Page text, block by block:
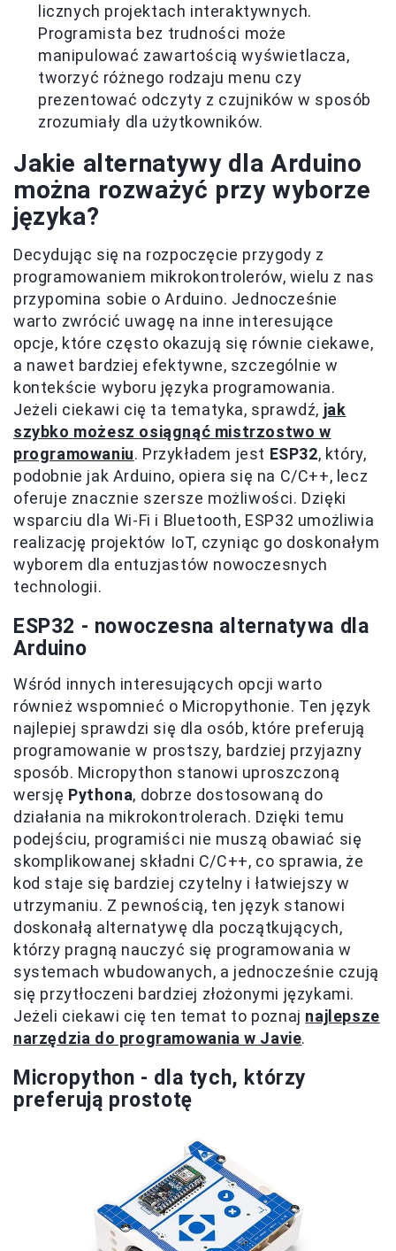
licznych projektach interaktywnych.
Programista bez trudności może
manipulować zawartością wyświetlacza,
tworzyć różnego rodzaju menu czy
prezentować odczyty z czujników w sposób
zrozumiały dla użytkowników.
Jakie alternatywy dla Arduino
można rozważyć przy wyborze
języka?
Decydując się na rozpoczęcie przygody z
programowaniem mikrokontrolerów, wielu z nas
przypomina sobie o Arduino. Jednocześnie
warto zwrócić uwagę na inne interesujące
opcje, które często okazują się równie ciekawe,
a nawet bardziej efektywne, szczególnie w
kontekście wyboru języka programowania.
Jeżeli ciekawi cię ta tematyka, sprawdź, jak
szybko możesz osiągnąć mistrzostwo w
programowaniu. Przykładem jest ESP32, który,
podobnie jak Arduino, opiera się na C/C++, lecz
oferuje znacznie szersze możliwości. Dzięki
wsparciu dla Wi-Fi i Bluetooth, ESP32 umożliwia
realizację projektów IoT, czyniąc go doskonałym
wyborem dla entuzjastów nowoczesnych
technologii.
ESP32 - nowoczesna alternatywa dla
Arduino
Wśród innych interesujących opcji warto
również wspomnieć o Micropythonie. Ten język
najlepiej sprawdzi się dla osób, które preferują
programowanie w prostszy, bardziej przyjazny
sposób. Micropython stanowi uproszczoną
wersję Pythona, dobrze dostosowaną do
działania na mikrokontrolerach. Dzięki temu
podejściu, programiści nie muszą obawiać się
skomplikowanej składni C/C++, co sprawia, że
kod staje się bardziej czytelny i łatwiejszy w
utrzymaniu. Z pewnością, ten język stanowi
doskonałą alternatywę dla początkujących,
którzy pragną nauczyć się programowania w
systemach wbudowanych, a jednocześnie czują
się przytłoczeni bardziej złożonymi językami.
Jeżeli ciekawi cię ten temat to poznaj najlepsze
narzędzia do programowania w Javie.
Micropython - dla tych, którzy
preferują prostotę